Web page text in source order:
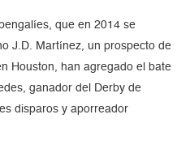
que en 2014 se
J.D. Martínez, un prospecto de
Houston, han agregado el bate
ganador del Derby de
disparos y aporreador